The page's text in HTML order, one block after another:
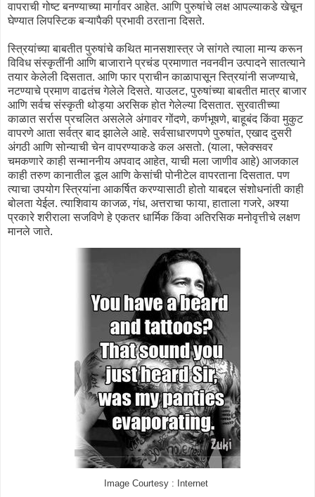
वापराची गोष्ट बनण्याच्या मार्गावर आहेत. आणि पुरुषांचे लक्ष आपल्याकडे खेचून
घेण्यात लिपस्टिक बऱ्यापैकी प्रभावी ठरताना दिसते.
स्त्रियांच्या बाबतीत पुरुषांचे कथित मानसशास्त्र जे सांगते त्याला मान्य करून
विविध संस्कृतींनी आणि बाजाराने प्रचंड प्रमाणात नवनवीन उत्पादने सातत्याने
तयार केलेली दिसतात. आणि फार प्राचीन काळापासून स्त्रियांनी सजण्याचे,
नटण्याचे प्रमाण वाढतंच गेलेले दिसते. याउलट, पुरुषांच्या बाबतीत मात्र बाजार
आणि सर्वच संस्कृती थोड्या अरसिक होत गेलेल्या दिसतात. सुरवातीच्या
काळात सर्रास प्रचलित असलेले अंगावर गोंदणे, कर्णभूषणे, बाहूबंद किंवा मुकुट
वापरणे आता सर्वत्र बाद झालेले आहे. सर्वसाधारणपणे पुरुषांत, एखाद दुसरी
अंगठी आणि सोन्याची चेन वापरण्याकडे कल असतो. (याला, फ्लेक्सवर
चमकणारे काही सन्माननीय अपवाद आहेत, याची मला जाणीव आहे) आजकाल
काही तरुण कानातील डूल आणि केसांची पोनीटेल वापरताना दिसतात. पण
त्याचा उपयोग स्त्रियांना आकर्षित करण्यासाठी होतो याबद्दल संशोधनांती काही
बोलता येईल. त्याशिवाय काजळ, गंध, अत्तराचा फाया, हाताला गजरे, अश्या
प्रकारे शरीराला सजविणे हे एकतर धार्मिक किंवा अतिरसिक मनोवृत्तीचे लक्षण
मानले जाते.
Image Courtesy : Internet